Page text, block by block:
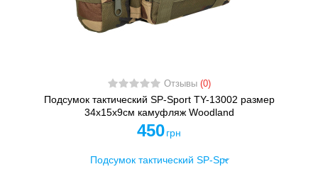
Отзывы (0)
Подсумок тактический SP-Sport TY-13002 размер
34х15х9см камуфляж Woodland
450 грн